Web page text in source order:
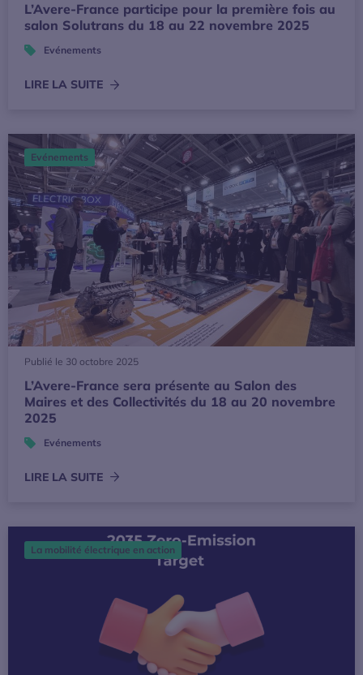
L’Avere-France participe pour la première fois au
salon Solutrans du 18 au 22 novembre 2025
Evénements
LIRE LA SUITE
L’Avere-France sera présente au Salon des Maires et
Evénements
Publié le 30 octobre 2025
L’Avere-France sera présente au Salon des
Maires et des Collectivités du 18 au 20 novembre
2025
Evénements
LIRE LA SUITE
France et Espagne réaffirment leur soutien à l’objectif
La mobilité électrique en action